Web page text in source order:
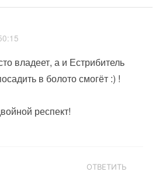
владеет, а и Естрибитель
в болото смогёт :) !
респект!
ОТВЕТИТЬ